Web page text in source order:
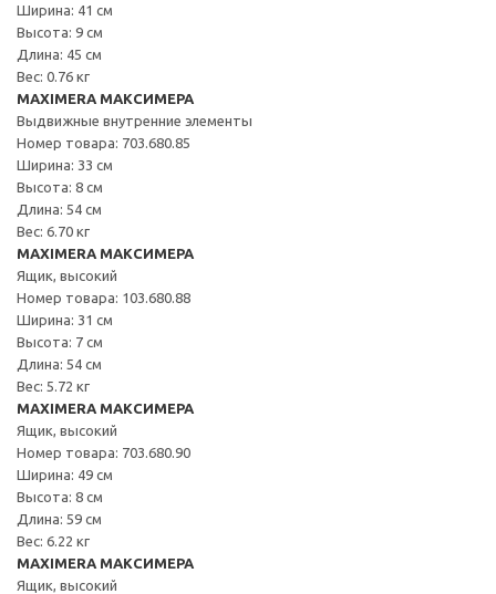
Ширина: 41 см
Высота: 9 см
Длина: 45 см
Вес: 0.76 кг
MAXIMERA МАКСИМЕРА
Выдвижные внутренние элементы
Номер товара: 703.680.85
Ширина: 33 см
Высота: 8 см
Длина: 54 см
Вес: 6.70 кг
MAXIMERA МАКСИМЕРА
Ящик, высокий
Номер товара: 103.680.88
Ширина: 31 см
Высота: 7 см
Длина: 54 см
Вес: 5.72 кг
MAXIMERA МАКСИМЕРА
Ящик, высокий
Номер товара: 703.680.90
Ширина: 49 см
Высота: 8 см
Длина: 59 см
Вес: 6.22 кг
MAXIMERA МАКСИМЕРА
Ящик, высокий